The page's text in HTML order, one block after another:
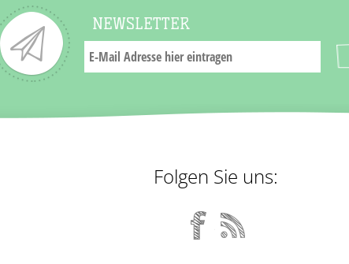
NEWSLETTER
Folgen Sie uns: